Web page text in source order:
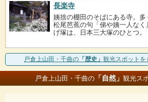
長楽寺
姨捨の棚田のそばにある寺。多
松尾芭蕉の句「俤や姨一人な
げ塚は、日本三大塚のひとつ。
戸倉上山田・千曲の 「歴史」 観光スポットを
戸倉上山田・千曲の 「自然」 観光ス